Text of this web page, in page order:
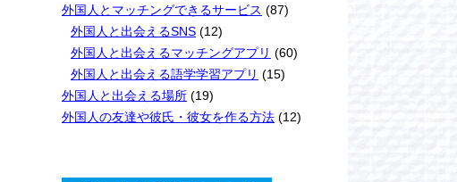
外国人とマッチングできるサービス (87)
外国人と出会えるSNS (12)
外国人と出会えるマッチングアプリ (60)
外国人と出会える語学学習アプリ (15)
外国人と出会える場所 (19)
外国人の友達や彼氏・彼女を作る方法 (12)